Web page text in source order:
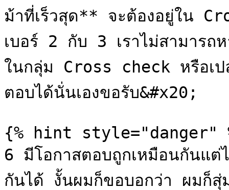
ม้าที่เร็วสุด** จะต้องอยู่ใน
เบอร์ 2 กับ 3 เราไม่สามารถ
ในกลุ่ม Cross check หรือเป
ตอบได้นั่นเองขอรับ&#x20;
{% hint style="danger"
6 มีโอกาสตอบถูกเหมือนกันแต่
กันได้ งั้นผมก็ขอบอกว่า ผมก็สุ่